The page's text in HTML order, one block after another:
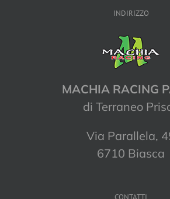
INDIRIZZO
MACHIA RACING
di Terraneo
Via Parallela,
6710 Biasca
CONTATTI